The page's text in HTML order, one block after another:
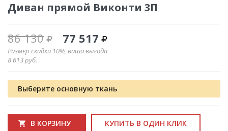
Диван прямой Виконти 3П
86 130 77 517
Размер скидки 10%, ваша выгода
8 613руб.
Выберите основную ткань
В КОРЗИНУ
КУПИТЬ В ОДИН КЛИК